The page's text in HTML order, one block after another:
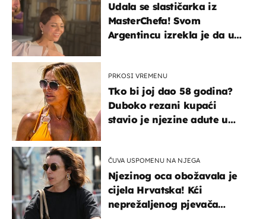
Udala se slastičarka iz
MasterChefa! Svom
Argentincu izrekla je da u
PRKOSI VREMENU
Tko bi joj dao 58 godina?
Duboko rezani kupaći
stavio je njezine adute u
ČUVA USPOMENU NA NJEGA
Njezinog oca obožavala je
cijela Hrvatska! Kći
neprežaljenog pjevača